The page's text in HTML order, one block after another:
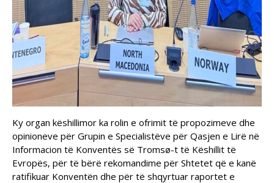
Ky organ këshillimor ka rolin e ofrimit të propozimeve dhe
opinioneve për Grupin e Specialistëve për Qasjen e Lirë në
Informacion të Konventës së Tromsø-t të Këshillit të
Evropës, për të bërë rekomandime për Shtetet që e kanë
ratifikuar Konventën dhe për të shqyrtuar raportet e